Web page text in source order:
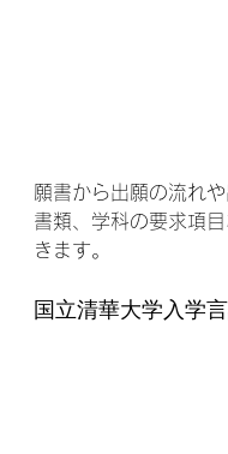
願書から出願の流れ
書類、学科の要求項
きます。
国立清華大学入学